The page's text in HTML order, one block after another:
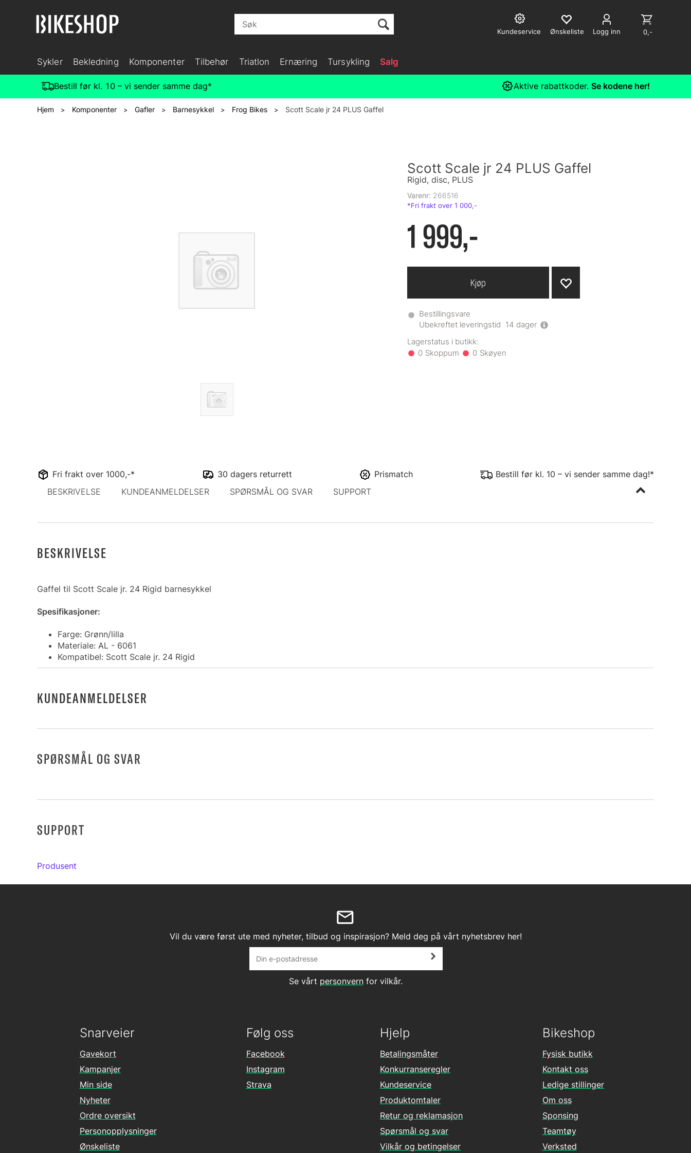
Logg inn
Kundeservice 0,-
Sykler Bekledning Komponenter Tilbehør Triatlon Ernæring Tursykling Salg
Bestill før kl. 10 – vi sender samme dag* Aktive rabattkoder. Se kodene her!
Hjem > Komponenter > Gafler > Barnesykkel > Frog Bikes > Scott Scale jr 24 PLUS Gaffel
Scott Scale jr 24 PLUS Gaffel
Rigid, disc, PLUS
Varenr: 266516
1 999,-
Bestillingsvare
Ubekreftet leveringstid 14 dager
0 0
Kjøp
Fri frakt over 1000,-* 30 dagers returrett Prismatch
Bestill før kl. 10 – vi sender samme dag!*
BESKRIVELSE
KUNDEANMELDELSER SPØRSMÅL OG SVAR SUPPORT
BESKRIVELSE
Gaffel til Scott Scale jr. 24 Rigid barnesykkel
Spesifikasjoner:
Farge: Grønn/lilla
Materiale: AL - 6061
Kompatibel: Scott Scale jr. 24 Rigid
KUNDEANMELDELSER
SPØRSMÅL OG SVAR
SUPPORT
Produsent
Vil du være først ute med nyheter, tilbud og inspirasjon? Meld deg på vårt nyhetsbrev her!
Se vårt personvernfor vilkår.
Følg oss
Facebook
Instagram
Strava
Hjelp
Betalingsmåter
Konkurranseregler
Kundeservice
Produktomtaler
Retur og reklamasjon
Spørsmål og svar
Vilkår og betingelser
Snarveier
Gavekort
Kampanjer
Min side
Nyheter
Ordre oversikt
Personopplysninger
Ønskeliste
Bikeshop
Fysisk butikk
Kontakt oss
Ledige stillinger
Om oss
Sponsing
Teamtøy
Verksted